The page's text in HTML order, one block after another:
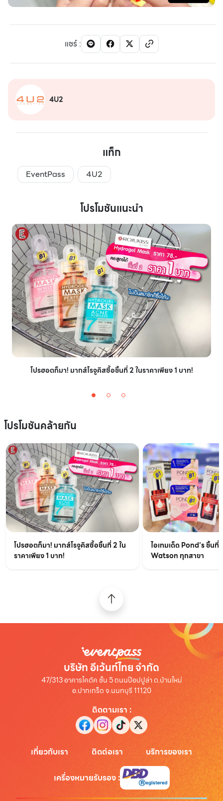
แชร์:
4U2
แท็ก
EventPass 4U2
โปรโมชันแนะนำ
โปรฮอตก็มา! มากส์โรจูคิสซื้อชิ้นที่ 2 ในราคาเพียง 1 บาท!
โปรโมชันคล้ายกัน
โปรฮอตก็มา! มากส์โรจูคิสซื้อชิ้นที่ 2 ใน
ราคาเพียง 1 บาท!
ไอเทมเด็ด Pond’s ชิ้นที่
Watson ทุกสาขา
บริษัท อีเว้นท์ไทย จำกัด
47/313 อาคารไคตัค ชั้น 5 ถนนป๊อปปูล่า ต.บ้านใหม่
อ.ปากเกร็ด จ.นนทบุรี 11120
ติดตามเรา :
เกี่ยวกับเรา ติดต่อเรา บริการของเรา
เครื่องหมายรับรอง: